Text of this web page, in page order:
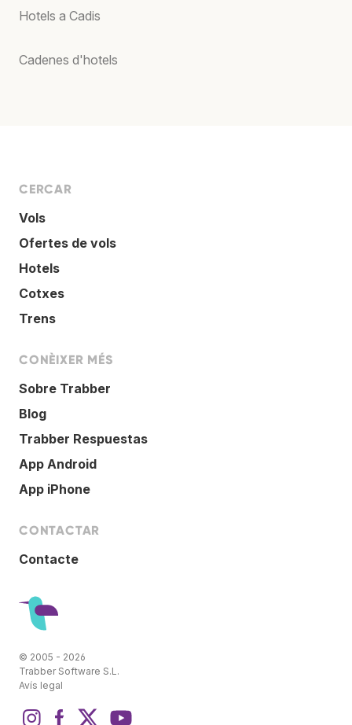
Hotels a Cadis
Cadenes d'hotels
CERCAR
Vols
Ofertes de vols
Hotels
Cotxes
Trens
CONÈIXER MÉS
Sobre Trabber
Blog
Trabber Respuestas
App Android
App iPhone
CONTACTAR
Contacte
© 2005 - 2026
Trabber Software S.L.
Avís legal